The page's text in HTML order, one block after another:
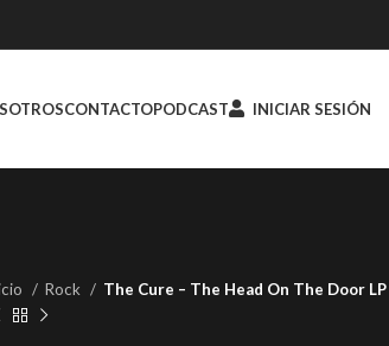
CONTACTOPODCAST INICIAR SESIÓN
Rock The Cure – The Head On The Door LP